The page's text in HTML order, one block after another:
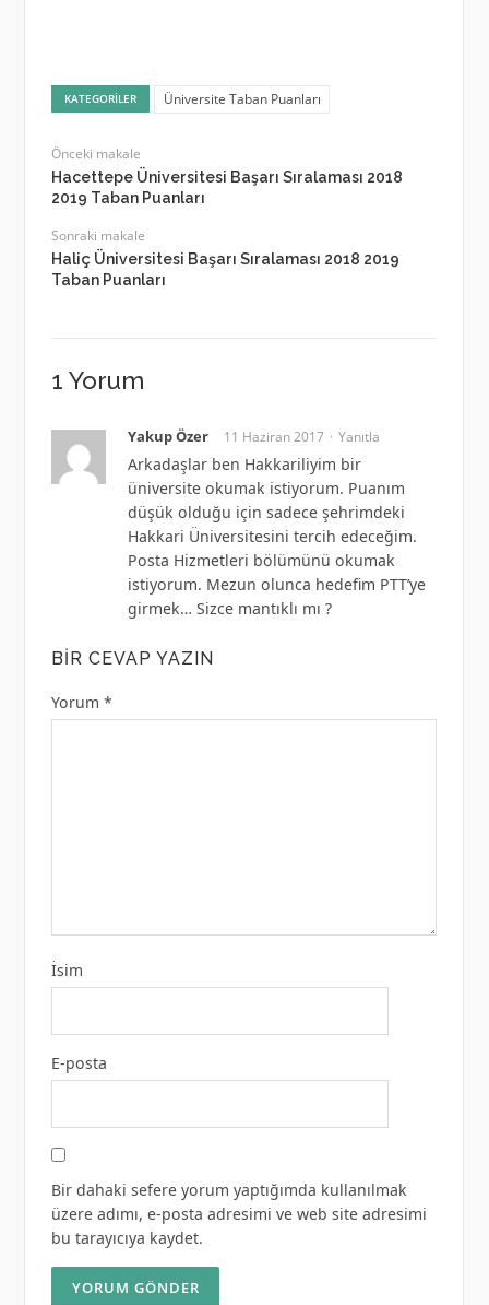
KATEGORILER Üniversite Taban Puanları
Önceki makale
Hacettepe Üniversitesi Başarı Sıralaması 2018
2019 Taban Puanları
Sonraki makale
Haliç Üniversitesi Başarı Sıralaması 2018 2019
Taban Puanları
1 Yorum
Yakup Özer 11 Haziran 2017 Yanıtla
Arkadaşlar ben Hakkariliyim bir
üniversite okumak istiyorum. Puanım
düşük olduğu için sadece şehrimdeki
Hakkari Üniversitesini tercih edeceğim.
Posta Hizmetleri bölümünü okumak
istiyorum. Mezun olunca hedefim PTT’ye
girmek… Sizce mantıklı mı ?
BIR CEVAP YAZIN
Yorum *
İsim
E-posta
Bir dahaki sefere yorum yaptığımda kullanılmak
üzere adımı, e-posta adresimi ve web site adresimi
bu tarayıcıya kaydet.